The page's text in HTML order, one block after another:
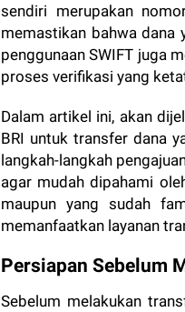
sendiri merupakan
memastikan bahwa dana
penggunaan SWIFT juga
proses verifikasi yang
Dalam artikel ini, akan
BRI untuk transfer dana
langkah-langkah
agar mudah dipahami
maupun yang sudah
memanfaatkan layanan
Persiapan Sebelum
Sebelum melakukan